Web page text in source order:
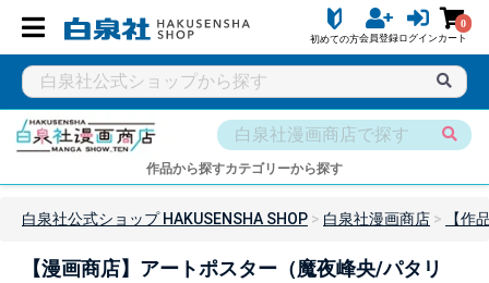
初めての方会員登録ログイン
0
カート
作品から探すカテゴリーから探す
白泉社公式ショップ HAKUSENSHA SHOP 白泉社漫画商店 【作
【漫画商店】アートポスター（魔夜峰央/パタリ